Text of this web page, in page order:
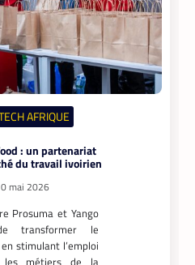
AFRIQUE
: un partenariat
du travail ivoirien
mai 2026
Prosuma et Yango
transformer le
stimulant l’emploi